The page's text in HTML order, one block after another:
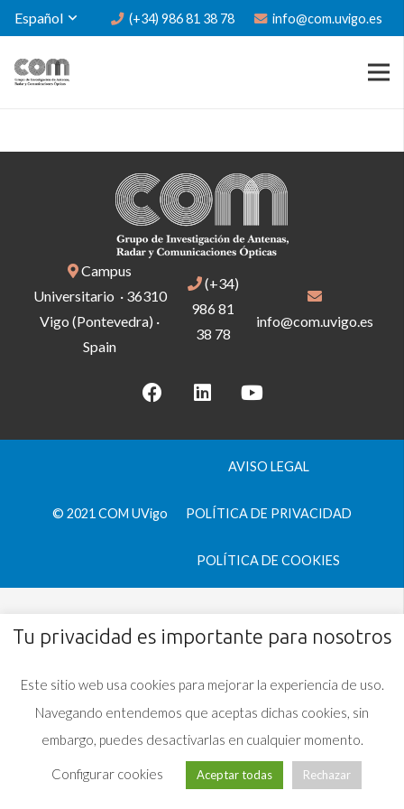
Español (+34) 986 81 38 78 info@com.uvigo.es
Campus
Universitario · 36310
Vigo (Pontevedra) ·
Spain
(+34)
986 81
38 78
info@com.uvigo.es
© 2021 COM UVigo
AVISO LEGAL
POLÍTICA DE PRIVACIDAD
POLÍTICA DE COOKIES
Tu privacidad es importante para nosotros
Este sitio web usa cookies para mejorar la experiencia de uso.
Navegando entendemos que aceptas dichas cookies, sin
embargo, puedes desactivarlas en cualquier momento.
Configurar cookies Aceptar todas Rechazar